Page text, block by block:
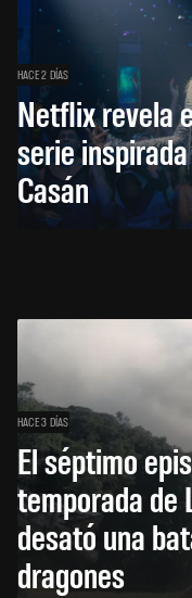
HACE 2 DÍAS
Netflix revela
serie
Casán
HACE 3 DÍAS
El séptimo
temporada de
desató una
dragones